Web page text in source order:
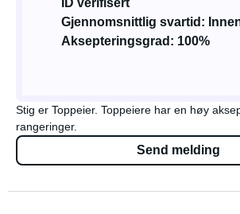
ID verifisert
Gjennomsnittlig svartid:
Aksepteringsgrad: 100%
Stig er Toppeier. Toppeiere har en høy
rangeringer.
Send melding